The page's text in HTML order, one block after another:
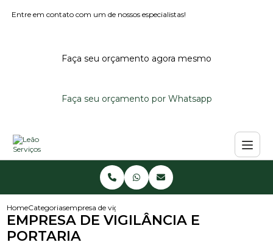
Entre em contato com um de nossos especialistas!
Faça seu orçamento agora mesmo
Faça seu orçamento por Whatsapp
HomeCategoriasempresa de vigilancia e portaria
EMPRESA DE VIGILÂNCIA E
PORTARIA